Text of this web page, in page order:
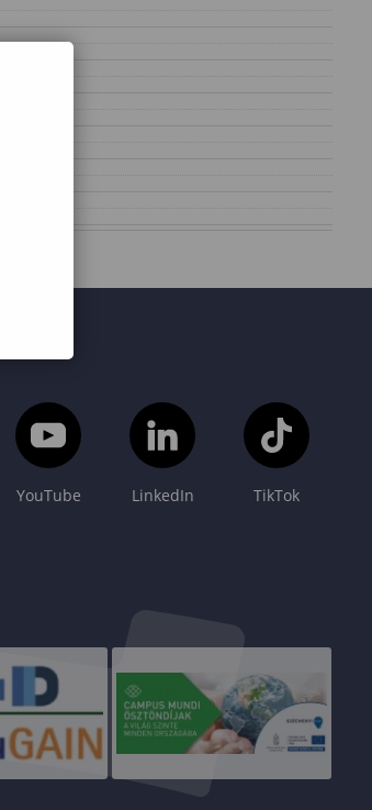
YouTube LinkedIn TikTok